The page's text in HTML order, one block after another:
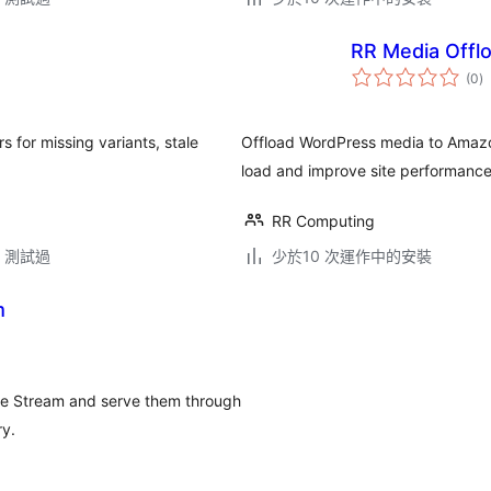
for missing variants, stale
試過
RR Media
(0總
評)
Offload WordPress media to
load and improve site
RR Computing
少於10 次運作中的安裝
Stream and serve them through